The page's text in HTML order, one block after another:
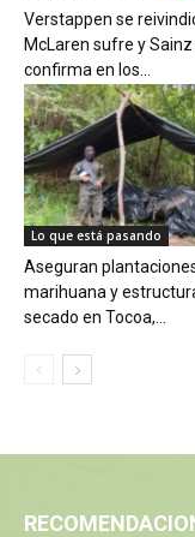
Verstappen se
McLaren sufre y Sainz
confirma en los...
Lo que está pasando
Aseguran
marihuana y
secado en Tocoa,...